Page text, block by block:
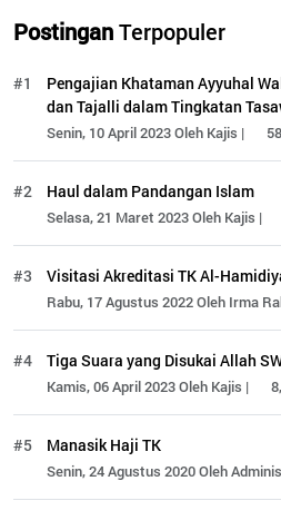
PostinganTerpopuler
#1
Pengajian Khataman Ayyuhal
dan Tajalli dalam Tingkatan
Senin, 10 April 2023 Oleh Kajis |
#2 Haul dalam Pandangan Islam
Selasa, 21 Maret 2023 Oleh Kajis |
#3 Visitasi Akreditasi TK Al-
Rabu, 17 Agustus 2022 Oleh Irma
#4 Tiga Suara yang Disukai Allah
Kamis, 06 April 2023 Oleh Kajis |
#5 Manasik Haji TK
Senin, 24 Agustus 2020 Oleh